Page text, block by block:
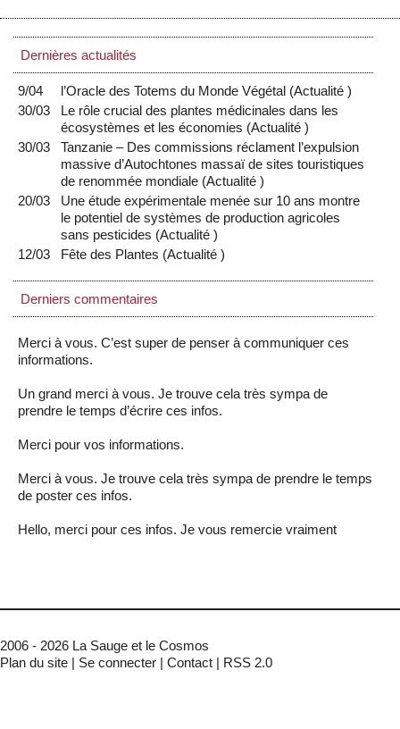
Dernières actualités
9/04 l’Oracle des Totems du Monde Végétal (Actualité)
30/03
Le rôle crucial des plantes médicinales dans les
écosystèmes et les économies (Actualité)
30/03
Tanzanie – Des commissions réclament l’expulsion
massive d’Autochtones massaï de sites touristiques
de renommée mondiale (Actualité)
20/03
Une étude expérimentale menée sur 10 ans montre
le potentiel de systèmes de production agricoles
sans pesticides (Actualité)
12/03
Fête des Plantes (Actualité)
Derniers commentaires
Merci à vous. C’est super de penser à communiquer ces
informations.
Un grand merci à vous. Je trouve cela très sympa de
prendre le temps d’écrire ces infos.
Merci pour vos informations.
Merci à vous. Je trouve cela très sympa de prendre le temps
de poster ces infos.
Hello, merci pour ces infos. Je vous remercie vraiment
2006 - 2026 La Sauge et le Cosmos
Plan du site | Se connecter | Contact | RSS 2.0